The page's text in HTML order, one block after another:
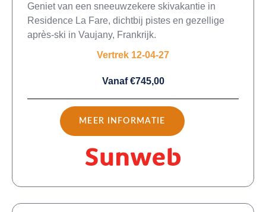
Geniet van een sneeuwzekere skivakantie in
Residence La Fare, dichtbij pistes en gezellige
après-ski in Vaujany, Frankrijk.
Vertrek 12-04-27
Vanaf €745,00
MEER INFORMATIE